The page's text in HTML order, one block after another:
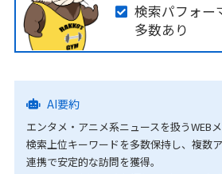
検索パフォー
多数あり
AI要約
エンタメ・アニメ系ニュースを扱うWEBメ
検索上位キーワードを多数保持し、複数
連携で安定的な訪問を獲得。